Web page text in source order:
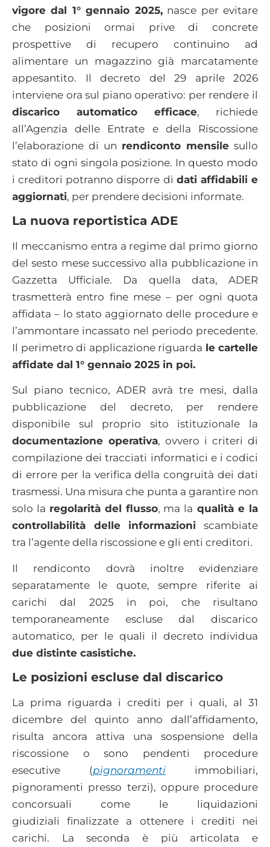
vigore dal 1° gennaio 2025,nasce per evitare
che posizioni ormai prive di concrete
prospettive di recupero continuino ad
alimentare un magazzino già marcatamente
appesantito. Il decreto del 29 aprile 2026
interviene ora sul piano operativo: per rendere il
discarico automatico efficace, richiede
all’Agenzia delle Entrate e della Riscossione
l’elaborazione di un rendiconto mensile sullo
stato di ogni singola posizione. In questo modo
i creditori potranno disporre di dati affidabili e
aggiornati, per prendere decisioni informate.
La nuova reportistica ADE
Il meccanismo entra a regime dal primo giorno
del sesto mese successivo alla pubblicazione in
Gazzetta Ufficiale. Da quella data, ADER
trasmetterà entro fine mese – per ogni quota
affidata – lo stato aggiornato delle procedure e
l’ammontare incassato nel periodo precedente.
Il perimetro di applicazione riguarda le cartelle
affidate dal 1° gennaio 2025 in poi.
Sul piano tecnico, ADER avrà tre mesi, dalla
pubblicazione del decreto, per rendere
disponibile sul proprio sito istituzionale la
documentazione operativa, ovvero i criteri di
compilazione dei tracciati informatici e i codici
di errore per la verifica della congruità dei dati
trasmessi. Una misura che punta a garantire non
solo la regolarità del flusso, ma la qualità e la
controllabilità delle informazioni scambiate
tra l’agente della riscossione e gli enti creditori.
Il rendiconto dovrà inoltre evidenziare
separatamente le quote, sempre riferite ai
carichi dal 2025 in poi, che risultano
temporaneamente escluse dal discarico
automatico, per le quali il decreto individua
due distinte casistiche.
Le posizioni escluse dal discarico
La prima riguarda i crediti per i quali, al 31
dicembre del quinto anno dall’affidamento,
risulta ancora attiva una sospensione della
riscossione o sono pendenti procedure
esecutive (pignoramenti immobiliari,
pignoramenti presso terzi), oppure procedure
concorsuali come le liquidazioni
giudiziali finalizzate a ottenere i crediti nei
carichi. La seconda è più articolata e